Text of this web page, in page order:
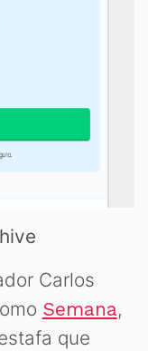
Carlos
Semana,
que